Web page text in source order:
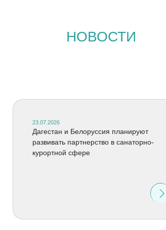
НОВОСТИ
23.07.2026
Дагестан и Белоруссия планируют
развивать партнерство в санаторно-
курортной сфере